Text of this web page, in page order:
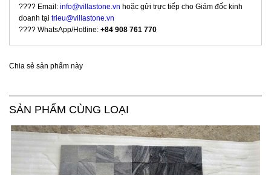
???? Email: info@villastone.vn hoặc gửi trực tiếp cho Giám đốc kinh
doanh tại trieu@villastone.vn
???? WhatsApp/Hotline: +84 908 761 770
Chia sẻ sản phẩm này
SẢN PHẨM CÙNG LOẠI